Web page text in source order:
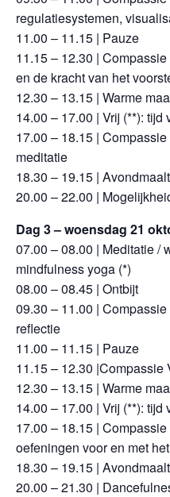
regulatiesystemen,
11.00 – 11.15 | Pauze
11.15 – 12.30 |
en de kracht van het
12.30 – 13.15 | Warme
14.00 – 17.00 | Vrij (**):
17.00 – 18.15 |
meditatie
18.30 – 19.15 |
20.00 – 22.00 |
Dag 3 – woensdag 21
07.00 – 08.00 | Meditatie /
mindfulness yoga (*)
08.00 – 08.45 | Ontbijt
09.30 – 11.00 |
reflectie
11.00 – 11.15 | Pauze
11.15 – 12.30
12.30 – 13.15 | Warme
14.00 – 17.00 | Vrij (**):
17.00 – 18.15 |
oefeningen voor en met
18.30 – 19.15 |
20.00 – 21.30 |